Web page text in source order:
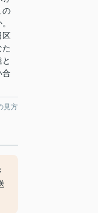
の
区
合
見方